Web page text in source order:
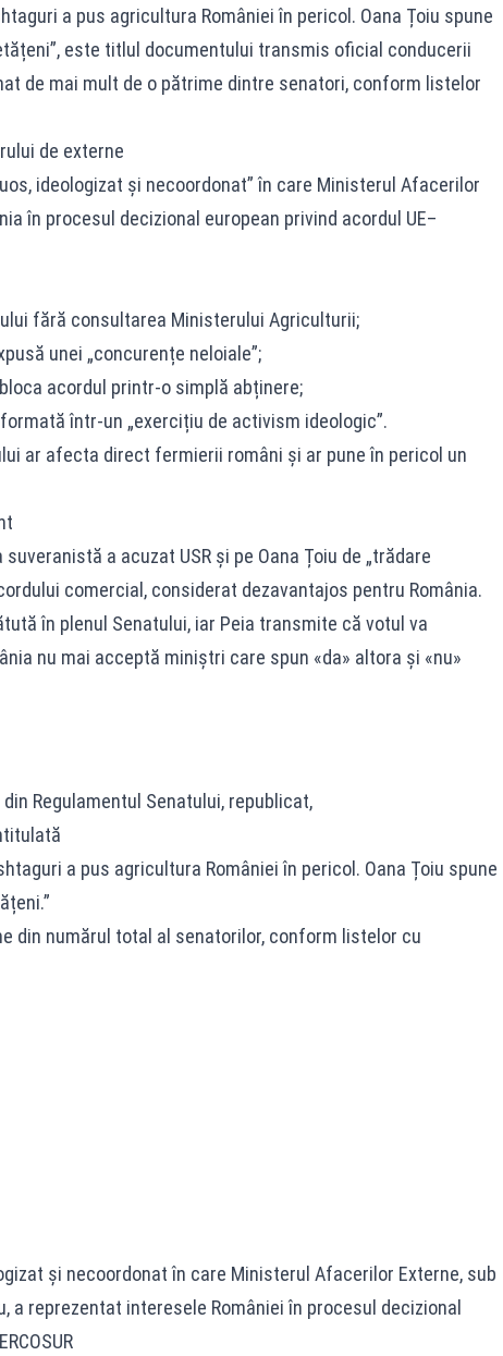
a pus agricultura României în pericol. Oana Țoiu spune
este titlul documentului transmis oficial conducerii
de mai mult de o pătrime dintre senatori, conform listelor
de externe
ideologizat și necoordonat” în care Ministerul Afacerilor
în procesul decizional european privind acordul UE–
fără consultarea Ministerului Agriculturii;
unei „concurențe neloiale”;
acordul printr-o simplă abținere;
într-un „exercițiu de activism ideologic”.
ar afecta direct fermierii români și ar pune în pericol un
a acuzat USR și pe Oana Țoiu de „trădare
comercial, considerat dezavantajos pentru România.
în plenul Senatului, iar Peia transmite că votul va
nu mai acceptă miniștri care spun «da» altora și «nu»
Regulamentul Senatului, republicat,
a pus agricultura României în pericol. Oana Țoiu spune
din numărul total al senatorilor, conform listelor cu
și necoordonat în care Ministerul Afacerilor Externe, sub
a reprezentat interesele României în procesul decizional